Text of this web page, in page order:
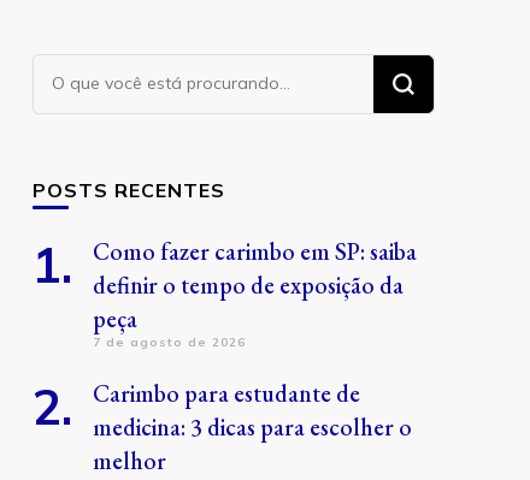
Procurando
algo?
POSTS RECENTES
Como fazer carimbo em SP: saiba
definir o tempo de exposição da
peça
7 de agosto de 2026
Carimbo para estudante de
medicina: 3 dicas para escolher o
melhor